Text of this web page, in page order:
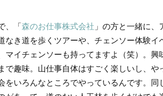
、「森のお仕事株式会社 」の方と一緒に、
なき道を歩くツアーや、チェンソー体験イ
マイチェンソーも持ってますよ（笑）。興
で趣味。山仕事自体はすごく楽しいし、や
いろんなところでやっているんです。同